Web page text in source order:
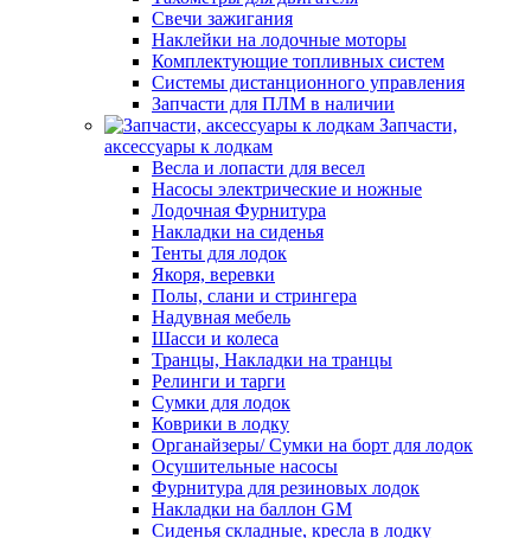
Свечи зажигания
Наклейки на лодочные моторы
Комплектующие топливных систем
Системы дистанционного управления
Запчасти для ПЛМ в наличии
Запчасти,
аксессуары к лодкам
Весла и лопасти для весел
Насосы электрические и ножные
Лодочная Фурнитура
Накладки на сиденья
Тенты для лодок
Якоря, веревки
Полы, слани и стрингера
Надувная мебель
Шасси и колеса
Транцы, Накладки на транцы
Релинги и тарги
Сумки для лодок
Коврики в лодку
Органайзеры/ Сумки на борт для лодок
Осушительные насосы
Фурнитура для резиновых лодок
Накладки на баллон GM
Сиденья складные, кресла в лодку